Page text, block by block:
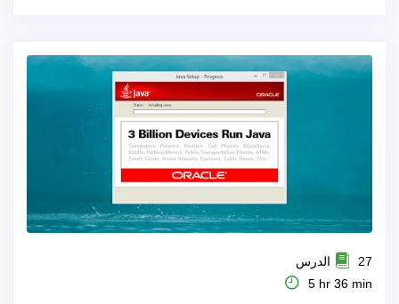
27 الدرس
5 hr 36 min